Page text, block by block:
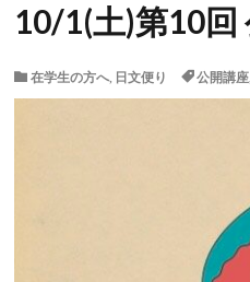
10/1(土)第10回
在学生の方へ, 日文便り 公開講座,